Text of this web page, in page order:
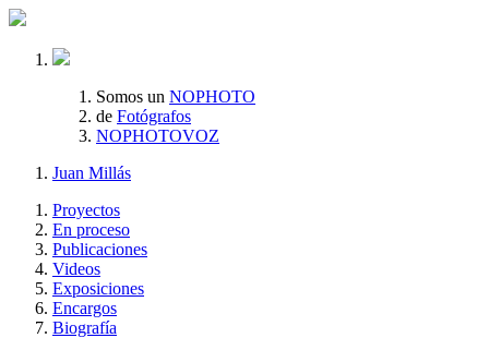
Somos un NOPHOTO
de Fotógrafos
NOPHOTOVOZ
Juan Millás
Proyectos
En proceso
Publicaciones
Videos
Exposiciones
Encargos
Biografía